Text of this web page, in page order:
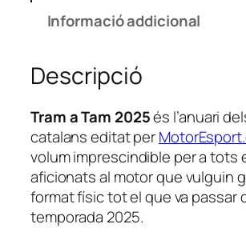
d
A
n
u
a
r
i
Informació addicional
Descripció
Tram a Tam 2025és l’anuari
catalans editat per
volum imprescindible per a tots
aficionats al motor que vulguin
format físic tot el que va passar
temporada 2025.